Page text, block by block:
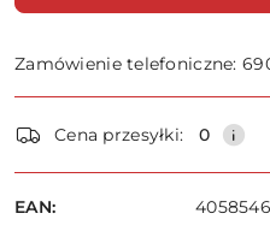
Zamówienie telefoniczne:
i
dostawa
Cena przesyłki: 0
EAN: